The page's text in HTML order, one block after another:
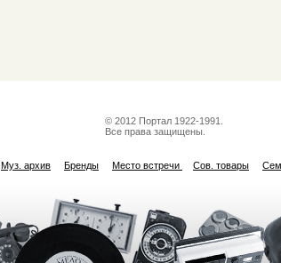
© 2012 Портал 1922-1991.
Все права защищены.
Муз. архив Бренды Место встречи Сов. товары